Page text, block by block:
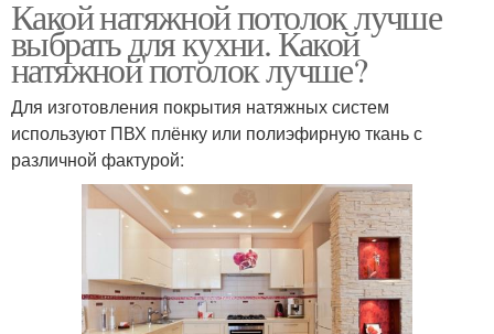
Какой натяжной потолок лучше
выбрать для кухни. Какой
натяжной потолок лучше?
Для изготовления покрытия натяжных систем
используют ПВХ плёнку или полиэфирную ткань с
различной фактурой: